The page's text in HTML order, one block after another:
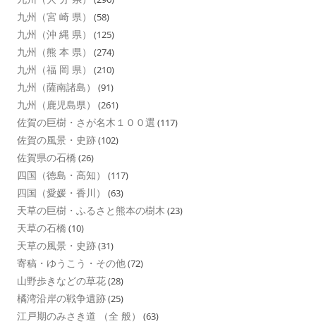
九州（宮 崎 県） (58)
九州（沖 縄 県） (125)
九州（熊 本 県） (274)
九州（福 岡 県） (210)
九州（薩南諸島） (91)
九州（鹿児島県） (261)
佐賀の巨樹・さが名木１００選 (117)
佐賀の風景・史跡(102)
佐賀県の石橋 (26)
四国（徳島・高知） (117)
四国（愛媛・香川） (63)
天草の巨樹・ふるさと熊本の樹木 (23)
天草の石橋 (10)
天草の風景・史跡(31)
寄稿・ゆうこう・その他(72)
山野歩きなどの草花(28)
橘湾沿岸の戦争遺跡(25)
江戸期のみさき道 （全 般） (63)